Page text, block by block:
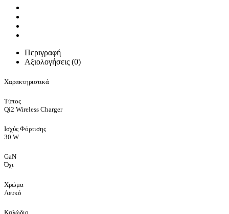
Περιγραφή
Αξιολογήσεις (0)
Χαρακτηριστικά
Τύπος
Qi2 Wireless Charger
Ισχύς Φόρτισης
30 W
GaN
Όχι
Χρώμα
Λευκό
Καλώδιο